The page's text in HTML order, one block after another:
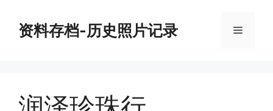
资料存档-历史照片记录 菜